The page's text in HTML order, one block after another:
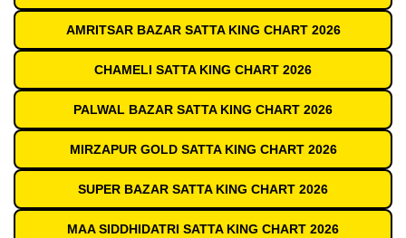
AMRITSAR BAZAR SATTA KING CHART 2026
CHAMELI SATTA KING CHART 2026
PALWAL BAZAR SATTA KING CHART 2026
MIRZAPUR GOLD SATTA KING CHART 2026
SUPER BAZAR SATTA KING CHART 2026
MAA SIDDHIDATRI SATTA KING CHART 2026